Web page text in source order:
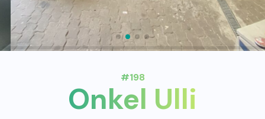
#198
Onkel Ulli